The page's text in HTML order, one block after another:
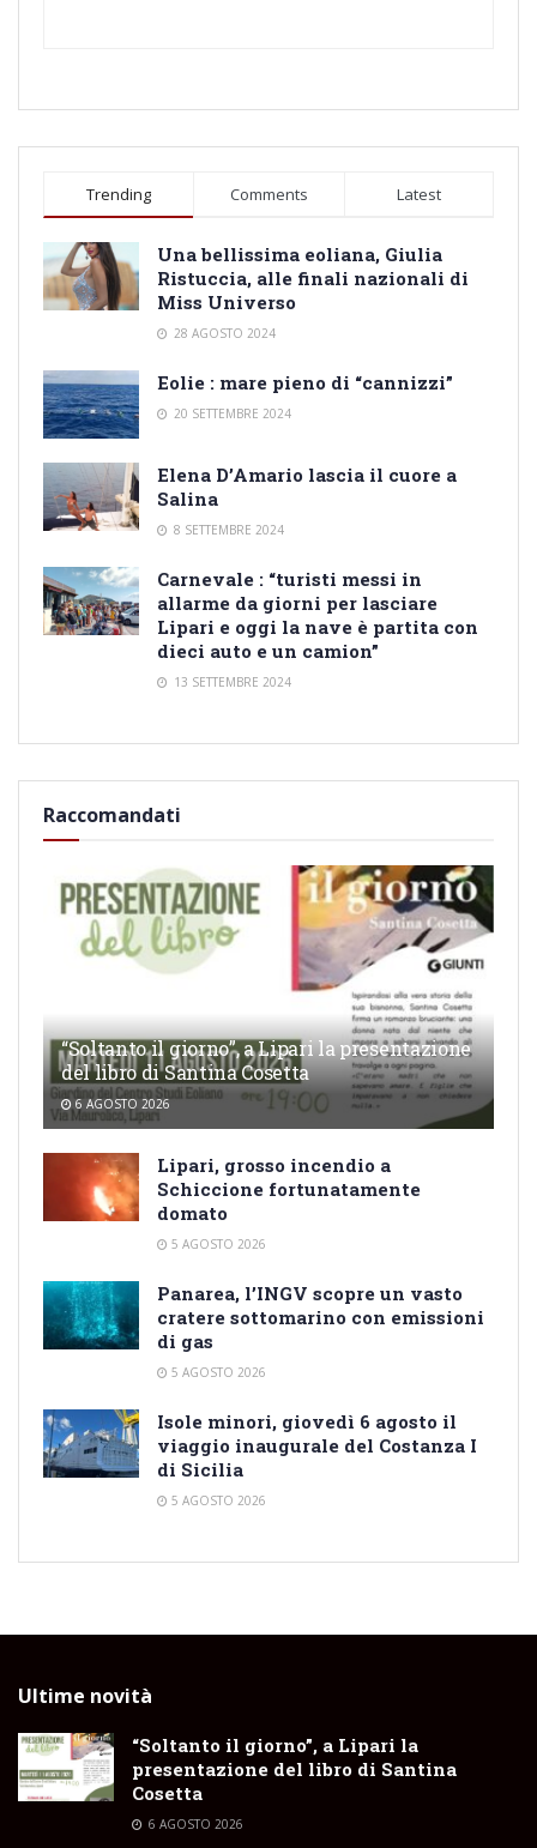
Trending Comments Latest
Una bellissima eoliana, Giulia
Ristuccia, alle finali nazionali di
Miss Universo
28 AGOSTO 2024
Eolie : mare pieno di “cannizzi”
20 SETTEMBRE 2024
Elena D’Amario lascia il cuore a
Salina
8 SETTEMBRE 2024
Carnevale : “turisti messi in
allarme da giorni per lasciare
Lipari e oggi la nave è partita con
dieci auto e un camion”
13 SETTEMBRE 2024
Raccomandati
“Soltanto il giorno”, a Lipari la presentazione
del libro di Santina Cosetta
6 AGOSTO 2026
Lipari, grosso incendio a
Schiccione fortunatamente
domato
5 AGOSTO 2026
Panarea, l’INGV scopre un vasto
cratere sottomarino con emissioni
di gas
5 AGOSTO 2026
Isole minori, giovedì 6 agosto il
viaggio inaugurale del Costanza I
di Sicilia
5 AGOSTO 2026
Ultime novità
“Soltanto il giorno”, a Lipari la
presentazione del libro di Santina
Cosetta
6 AGOSTO 2026